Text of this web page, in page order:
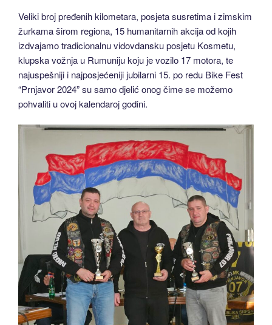
Veliki broj pređenih kilometara, posjeta susretima i zimskim
žurkama širom regiona, 15 humanitarnih akcija od kojih
izdvajamo tradicionalnu vidovdansku posjetu Kosmetu,
klupska vožnja u Rumuniju koju je vozilo 17 motora, te
najuspešniji i najposjećeniji jubilarni 15. po redu Bike Fest
“Prnjavor 2024” su samo djelić onog čime se možemo
pohvaliti u ovoj kalendaroj godini.